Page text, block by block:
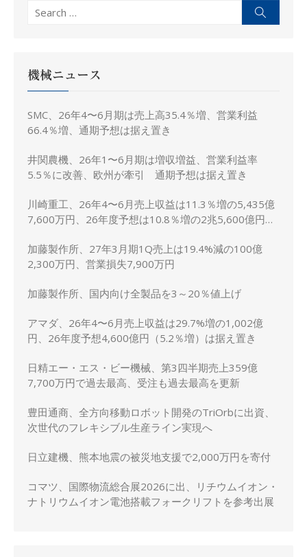
Search
機械ニュース
SMC、26年4〜6月期は売上高35.4％増、営業利益
66.4％増、通期予想は据え置き
井関農機、26年1〜6月期は増収増益、営業利益率
5.5％に改善、欧州が牽引 通期予想は据え置き
川崎重工、26年4〜6月売上収益は11.3％増の5,435億
7,600万円、26年度予想は10.8％増の2兆5,600億円に
加藤製作所、27年3月期1Q売上は19.4%減の100億
2,300万円、営業損失7,900万円
加藤製作所、国内向け全製品を3～20％値上げ
アマダ、26年4〜6月売上収益は29.7%増の1,002億
円、26年度予想4,600億円（5.2％増）は据え置き
日精エー・エス・ビー機械、第3四半期売上359億
7,700万円で過去最高、受注も過去最高を更新
豊田通商、全方向移動ロボット開発のTriOrbに出資、
次世代のフレキシブル生産ライン実現へ
日立建機、熊本地震の被災地支援で2,000万円を寄付
コマツ、国際物流総合展2026に出、リチウムイオン・
ナトリウムイオン電池搭載フォークリフトを参考出展